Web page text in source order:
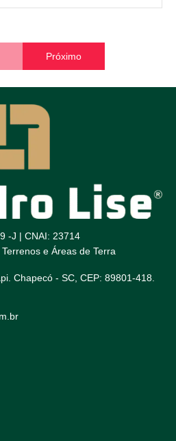
Próximo
-J | CNAI: 23714
e Áreas de Terra
Chapecó - SC, CEP: 89801-418.